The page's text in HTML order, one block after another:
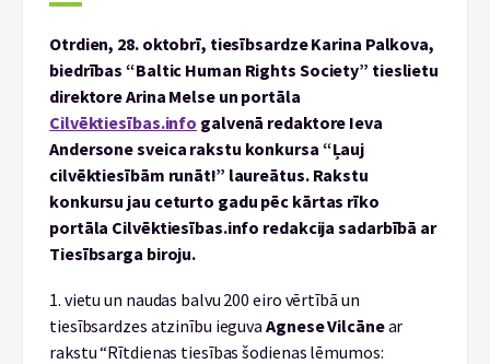
Otrdien, 28. oktobrī, tiesībsardze Karina Palkova,
biedrības “Baltic Human Rights Society” tieslietu
direktore Arina Melse un portāla
Cilvēktiesības.info galvenā redaktore Ieva
Andersone sveica rakstu konkursa “Ļauj
cilvēktiesībām runāt!” laureātus. Rakstu
konkursu jau ceturto gadu pēc kārtas rīko
portāla Cilvēktiesības.info redakcija sadarbībā ar
Tiesībsarga biroju.
1. vietu un naudas balvu 200 eiro vērtībā un
tiesībsardzes atzinību ieguva Agnese Vilcānear
rakstu “Rītdienas tiesības šodienas lēmumos: